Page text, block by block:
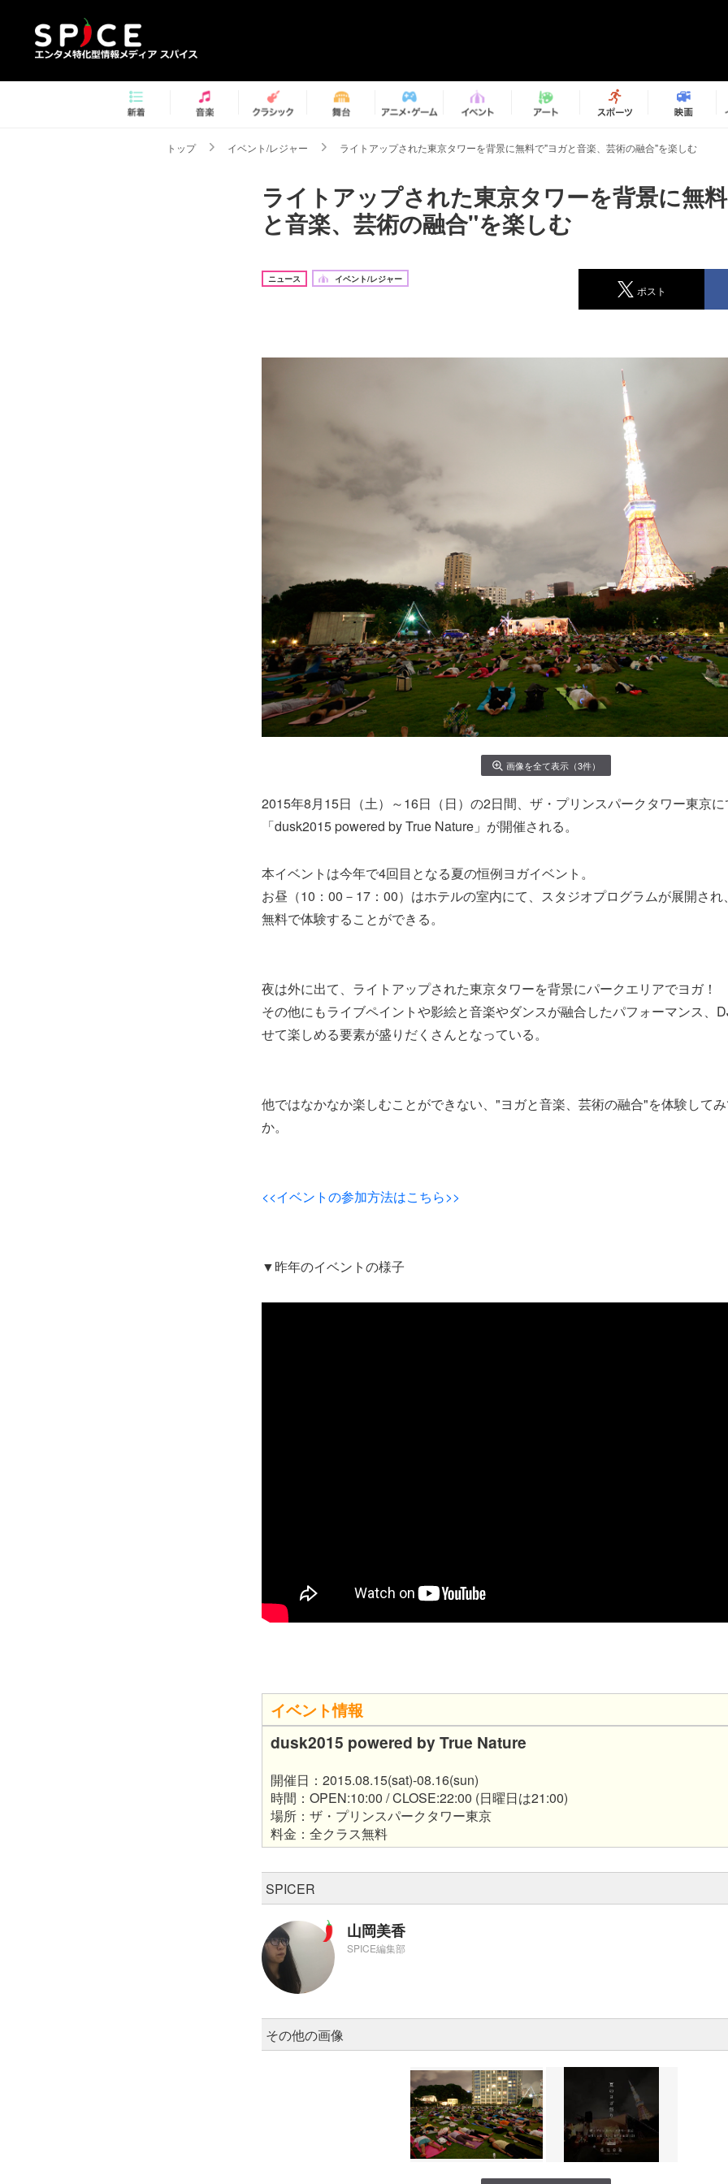
トップ イベント/レジャー ライトアップされた東京タワーを背景に無料で"ヨガと音楽、芸術の融合"を楽しむ
ライトアップされた東京タワーを背景に無
と音楽、芸術の融合"を楽しむ
ニュース イベント/レジャー
ポスト
画像を全て表示（3件）
2015年8月15日（土）～16日（日）の2日間、ザ・プリンスパークタワー東京に
「dusk2015 powered by True Nature」が開催される。
本イベントは今年で4回目となる夏の恒例ヨガイベント。
お昼（10：00－17：00）はホテルの室内にて、スタジオプログラムが展開さ
無料で体験することができる。
夜は外に出て、ライトアップされた東京タワーを背景にパークエリアでヨガ！
その他にもライブペイントや影絵と音楽やダンスが融合したパフォーマンス、
せて楽しめる要素が盛りだくさんとなっている。
他ではなかなか楽しむことができない、"ヨガと音楽、芸術の融合"を体験して
か。
<<イベントの参加方法はこちら>>
▼昨年のイベントの様子
イベント情報
dusk2015 powered by True Nature
開催日：2015.08.15(sat)-08.16(sun)
時間：OPEN:10:00 / CLOSE:22:00 (日曜日は21:00)
場所：ザ・プリンスパークタワー東京
料金：全クラス無料
SPICER
山岡美香
SPICE編集部
その他の画像